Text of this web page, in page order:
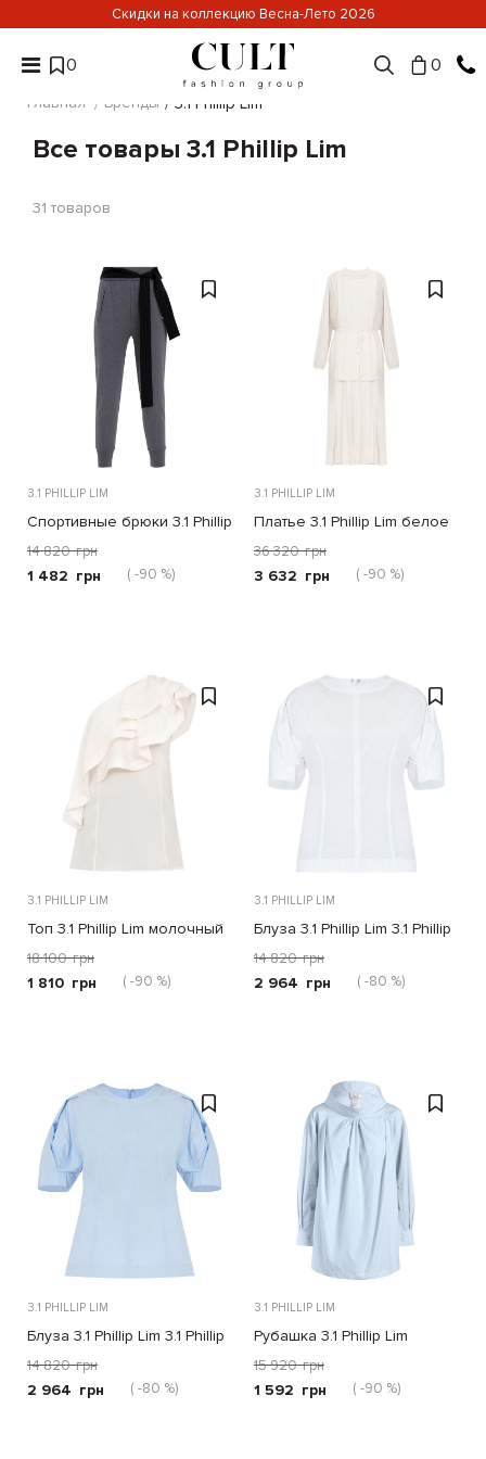
Скидки на коллекцию Весна-Лето 2026
0 0
Главная Бренды 3.1 Phillip Lim
Все товары 3.1 Phillip Lim
31 товаров
3.1 PHILLIP LIM
Спортивные брюки 3.1 Phillip
Lim серые
14 820 грн
1 482 грн ( -90 %)
3.1 PHILLIP LIM
Платье 3.1 Phillip Lim белое
36 320 грн
3 632 грн ( -90 %)
3.1 PHILLIP LIM
Топ 3.1 Phillip Lim молочный
18 100 грн
1 810 грн ( -90 %)
3.1 PHILLIP LIM
Блуза 3.1 Phillip Lim 3.1 Phillip
Lim белая
14 820 грн
2 964 грн ( -80 %)
3.1 PHILLIP LIM
Блуза 3.1 Phillip Lim 3.1 Phillip
Lim голубая
14 820 грн
2 964 грн ( -80 %)
3.1 PHILLIP LIM
Рубашка 3.1 Phillip Lim
светло-голубая
15 920 грн
1 592 грн ( -90 %)